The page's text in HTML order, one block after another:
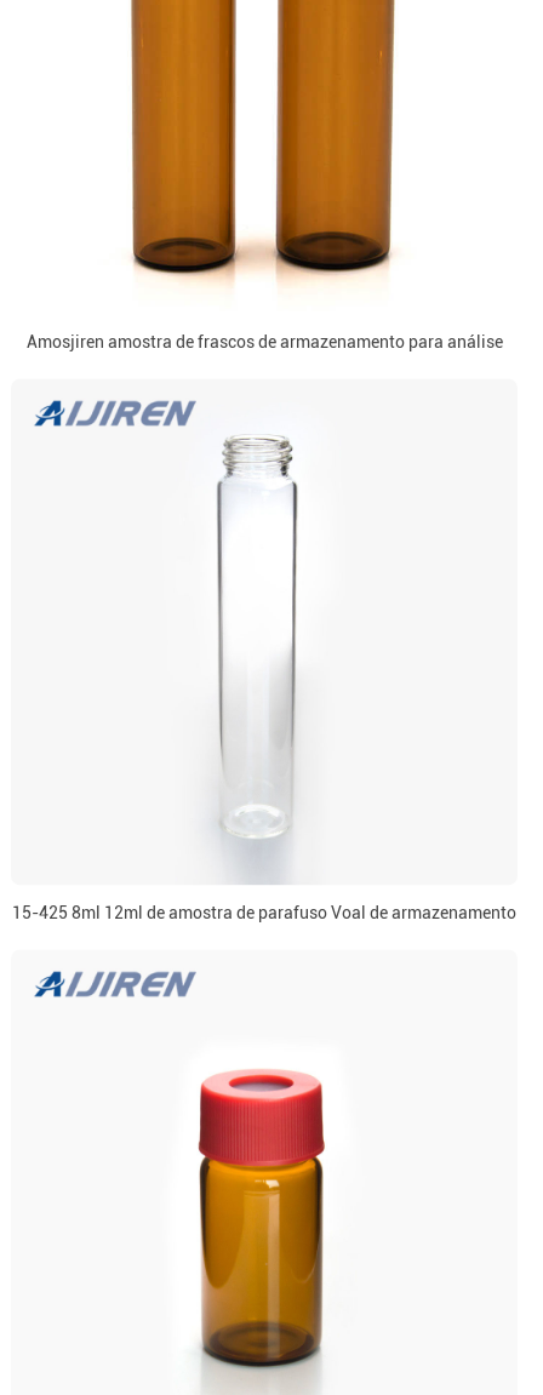
Amosjiren amostra de frascos de armazenamento para análise
15-425 8ml 12ml de amostra de parafuso Voal de armazenamento